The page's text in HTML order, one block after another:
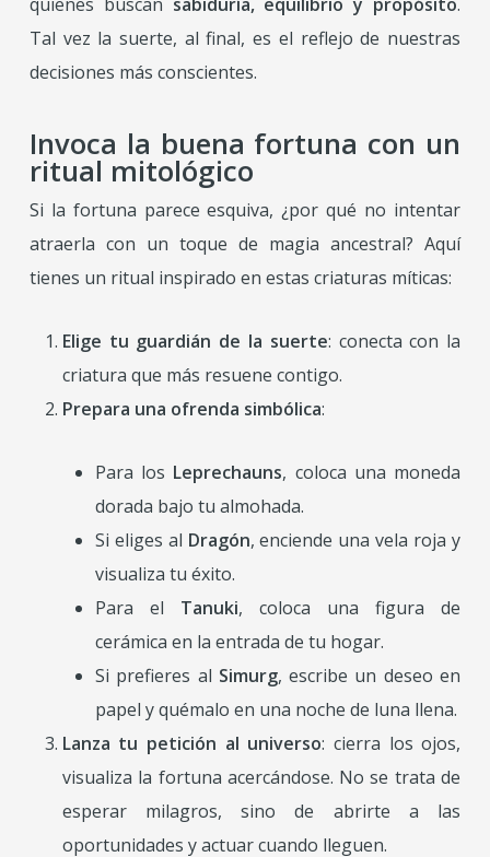
Tal vez la suerte, al final, es el reflejo de nuestras
decisiones más conscientes.
Invoca la buena fortuna con un
ritual mitológico
Si la fortuna parece esquiva, ¿por qué no intentar
atraerla con un toque de magia ancestral? Aquí
tienes un ritual inspirado en estas criaturas míticas:
Elige tu guardián de la suerte: conecta con la
criatura que más resuene contigo.
Prepara una ofrenda simbólica:
Para los Leprechauns, coloca una moneda
dorada bajo tu almohada.
Si eliges al Dragón, enciende una vela roja y
visualiza tu éxito.
Para el Tanuki, coloca una figura de
cerámica en la entrada de tu hogar.
Si prefieres al Simurg, escribe un deseo en
papel y quémalo en una noche de luna llena.
Lanza tu petición al universo: cierra los ojos,
visualiza la fortuna acercándose. No se trata de
esperar milagros, sino de abrirte a las
oportunidades y actuar cuando lleguen.